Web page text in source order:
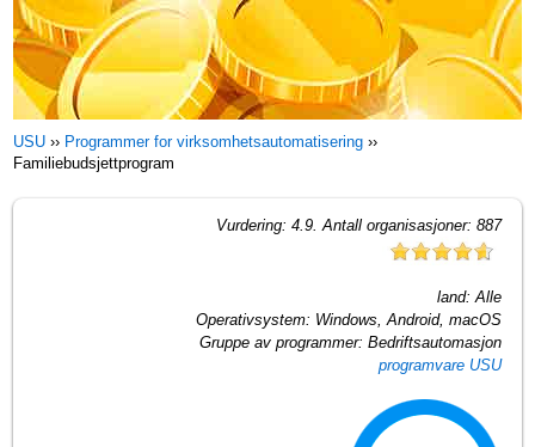
USU ›› Programmer for virksomhetsautomatisering ››
Familiebudsjettprogram
Vurdering: 4.9. Antall organisasjoner: 887
land: Alle
Operativsystem: Windows, Android, macOS
Gruppe av programmer: Bedriftsautomasjon
programvare USU